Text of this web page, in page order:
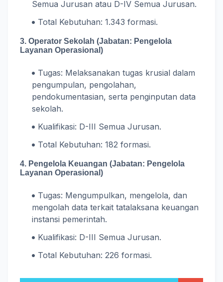
Semua Jurusan atau D-IV Semua Jurusan.
Total Kebutuhan: 1.343 formasi.
3. Operator Sekolah (Jabatan: Pengelola
Layanan Operasional)
Tugas: Melaksanakan tugas krusial dalam
pengumpulan, pengolahan,
pendokumentasian, serta penginputan data
sekolah.
Kualifikasi: D-III Semua Jurusan.
Total Kebutuhan: 182 formasi.
4. Pengelola Keuangan (Jabatan: Pengelola
Layanan Operasional)
Tugas: Mengumpulkan, mengelola, dan
mengolah data terkait tatalaksana keuangan
instansi pemerintah.
Kualifikasi: D-III Semua Jurusan.
Total Kebutuhan: 226 formasi.